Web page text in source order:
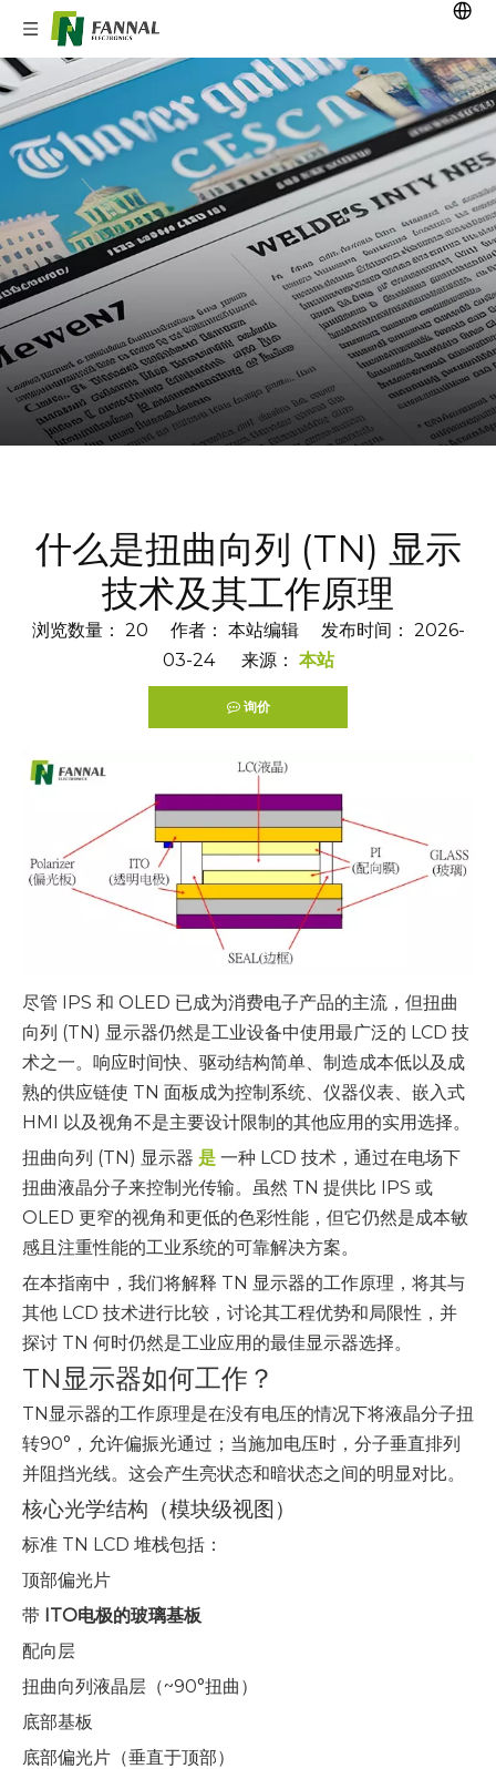
什么是扭曲向列 (TN) 显示
技术及其工作原理
浏览数量： 20 作者： 本站编辑 发布时间： 2026-
03-24 来源： 本站
询价
尽管 IPS 和 OLED 已成为消费电子产品的主流，但扭曲
向列 (TN) 显示器仍然是工业设备中使用最广泛的 LCD 技
术之一。响应时间快、驱动结构简单、制造成本低以及成
熟的供应链使 TN 面板成为控制系统、仪器仪表、嵌入式
HMI 以及视角不是主要设计限制的其他应用的实用选择。
扭曲向列 (TN) 显示器 是 一种 LCD 技术，通过在电场下
扭曲液晶分子来控制光传输。虽然 TN 提供比 IPS 或
OLED 更窄的视角和更低的色彩性能，但它仍然是成本敏
感且注重性能的工业系统的可靠解决方案。
在本指南中，我们将解释 TN 显示器的工作原理，将其与
其他 LCD 技术进行比较，讨论其工程优势和局限性，并
探讨 TN 何时仍然是工业应用的最佳显示器选择。
TN显示器如何工作？
TN显示器的工作原理是在没有电压的情况下将液晶分子扭
转90°，允许偏振光通过；当施加电压时，分子垂直排列
并阻挡光线。这会产生亮状态和暗状态之间的明显对比。
核心光学结构（模块级视图）
标准 TN LCD 堆栈包括：
顶部偏光片
带 ITO电极的玻璃基板
配向层
扭曲向列液晶层（~90°扭曲）
底部基板
底部偏光片（垂直于顶部）